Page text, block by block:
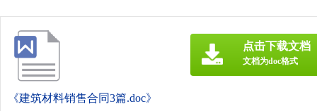
《建筑材料销售合同3篇.doc》
点击下载文档
文档为doc格式